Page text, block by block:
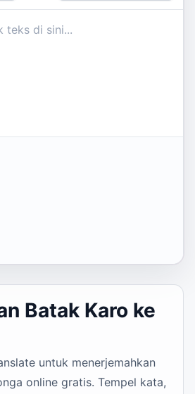
Batak Karo ke
untuk menerjemahkan
online gratis. Tempel kata,